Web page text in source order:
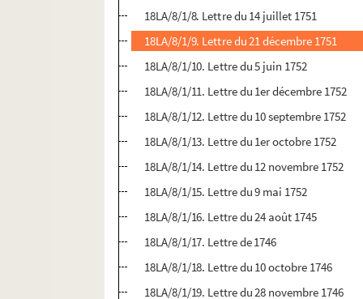
18LA/8/1/8. Lettre du 14 juillet 1751
18LA/8/1/9. Lettre du 21 décembre 1751
18LA/8/1/10. Lettre du 5 juin 1752
18LA/8/1/11. Lettre du 1er décembre 1752
18LA/8/1/12. Lettre du 10 septembre 1752
18LA/8/1/13. Lettre du 1er octobre 1752
18LA/8/1/14. Lettre du 12 novembre 1752
18LA/8/1/15. Lettre du 9 mai 1752
18LA/8/1/16. Lettre du 24 août 1745
18LA/8/1/17. Lettre de 1746
18LA/8/1/18. Lettre du 10 octobre 1746
18LA/8/1/19. Lettre du 28 novembre 1746